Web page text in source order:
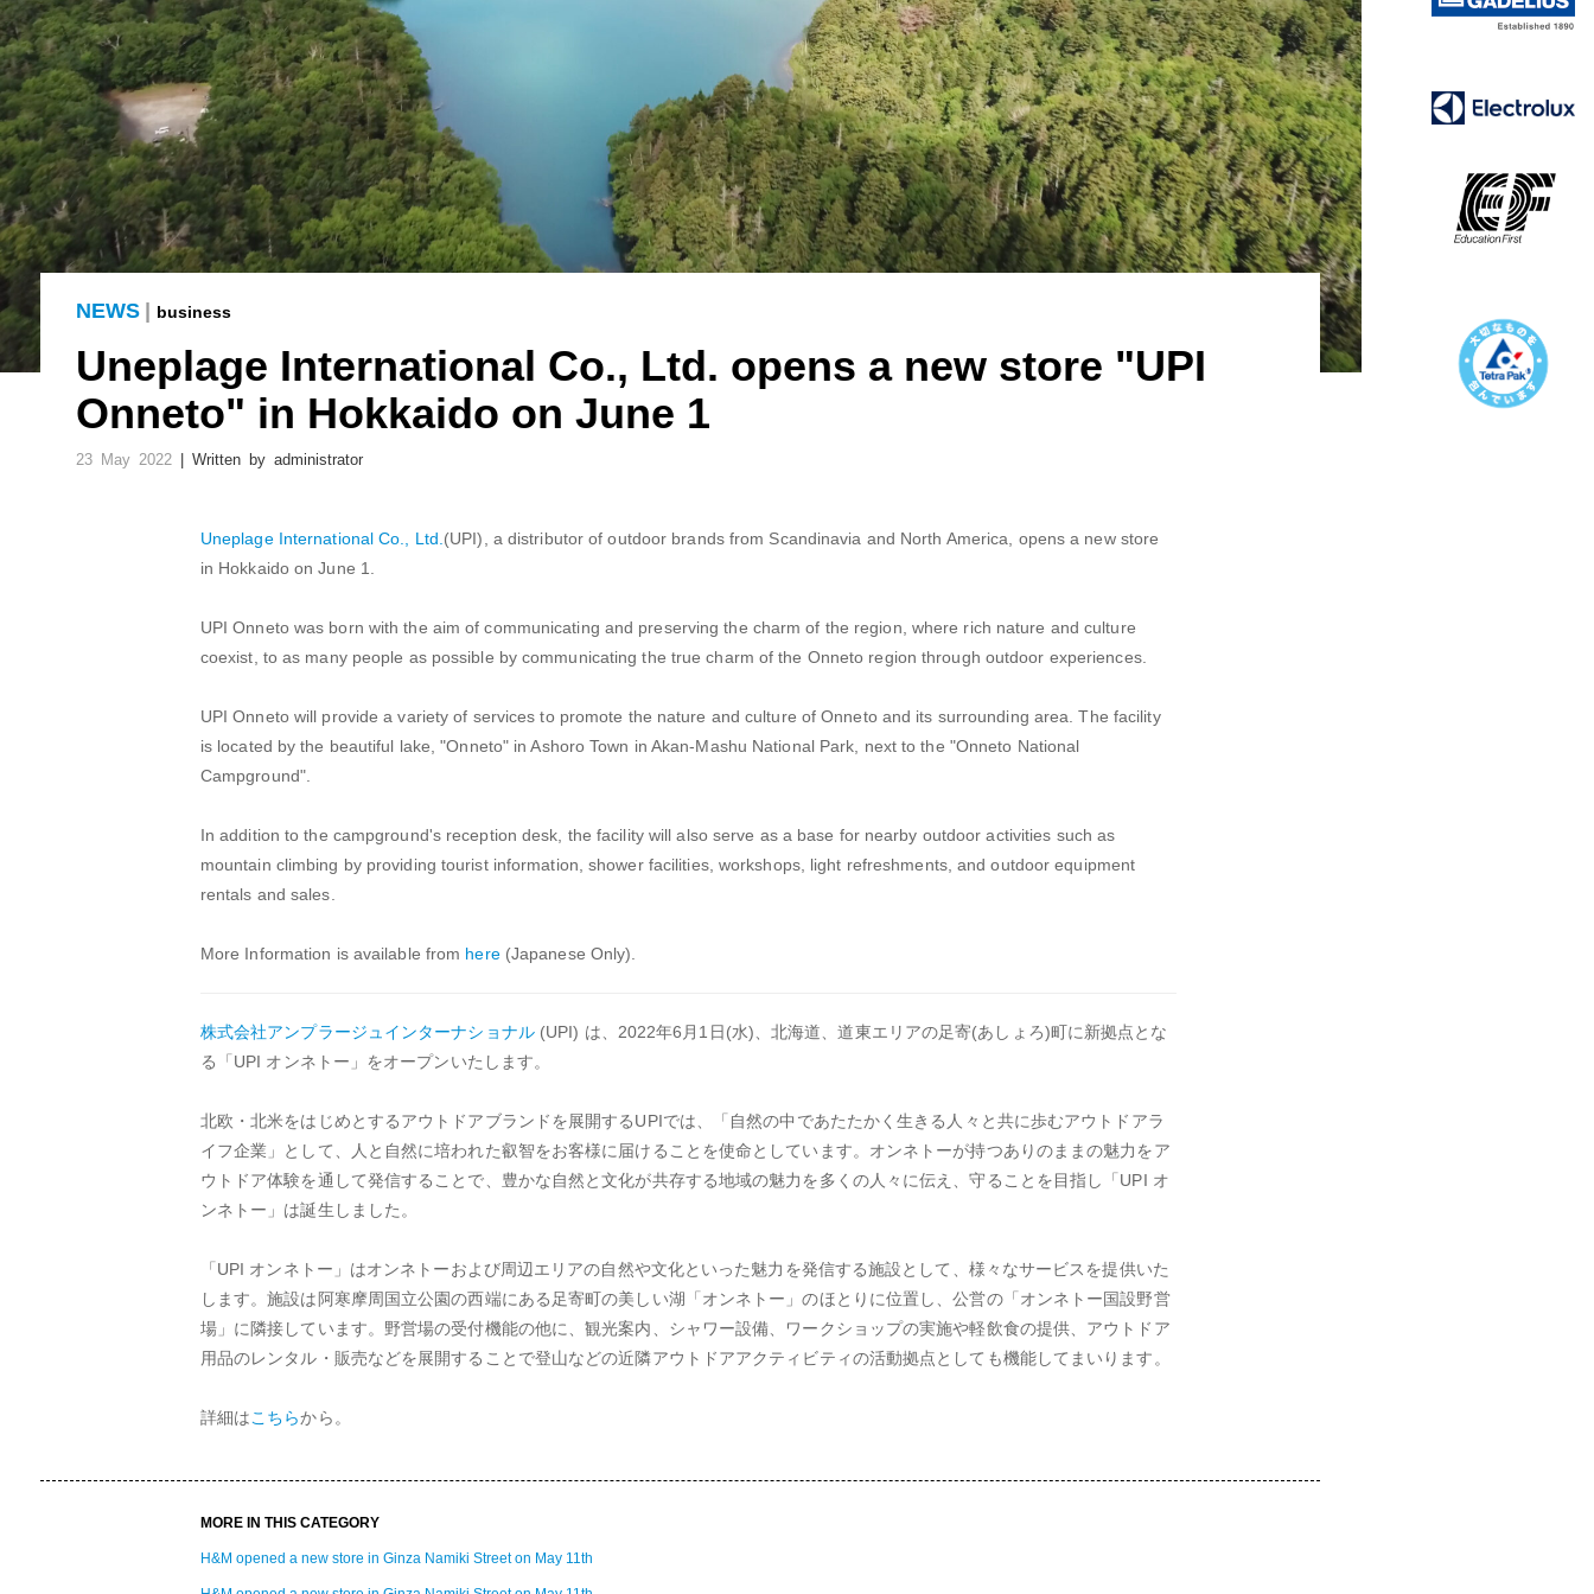
NEWS | business
Uneplage International Co., Ltd. opens a new store "UPI
Onneto" in Hokkaido on June 1
23 May 2022 | Written by administrator
Uneplage International Co., Ltd. (UPI), a distributor of outdoor brands from Scandinavia and North America, opens a new store
in Hokkaido on June 1.
UPI Onneto was born with the aim of communicating and preserving the charm of the region, where rich nature and culture
coexist, to as many people as possible by communicating the true charm of the Onneto region through outdoor experiences.
UPI Onneto will provide a variety of services to promote the nature and culture of Onneto and its surrounding area. The facility
is located by the beautiful lake, "Onneto" in Ashoro Town in Akan-Mashu National Park, next to the "Onneto National
Campground".
In addition to the campground's reception desk, the facility will also serve as a base for nearby outdoor activities such as
mountain climbing by providing tourist information, shower facilities, workshops, light refreshments, and outdoor equipment
rentals and sales.
More Information is available from here(Japanese Only).
株式会社アンプラージュインターナショナル(UPI) は、2022年6月1日(水)、北海道、道東エリアの足寄(あしょろ)町に新拠点とな
る「UPI オンネトー」をオープンいたします。
​北欧・北米をはじめとするアウトドアブランドを展開するUPIでは、「自然の中であたたかく生きる人々と共に歩むアウトドアラ
イフ企業」として、人と自然に培われた叡智をお客様に届けることを使命としています。オンネトーが持つありのままの魅力をア
ウトドア体験を通して発信することで、豊かな自然と文化が共存する地域の魅力を多くの人々に伝え、守ることを目指し「UPI オ
ンネトー」は誕生しました。
​「UPI オンネトー」はオンネトーおよび周辺エリアの自然や文化といった魅力を発信する施設として、様々なサービスを提供いた
します。施設は阿寒摩周国立公園の西端にある足寄町の美しい湖「オンネトー」のほとりに位置し、公営の「オンネトー国設野営
場」に隣接しています。野営場の受付機能の他に、観光案内、シャワー設備、ワークショップの実施や軽飲食の提供、アウトドア
用品のレンタル・販売などを展開することで登山などの近隣アウトドアアクティビティの活動拠点としても機能してまいります。
詳細はこちらから。
MORE IN THIS CATEGORY
H&M opened a new store in Ginza Namiki Street on May 11th